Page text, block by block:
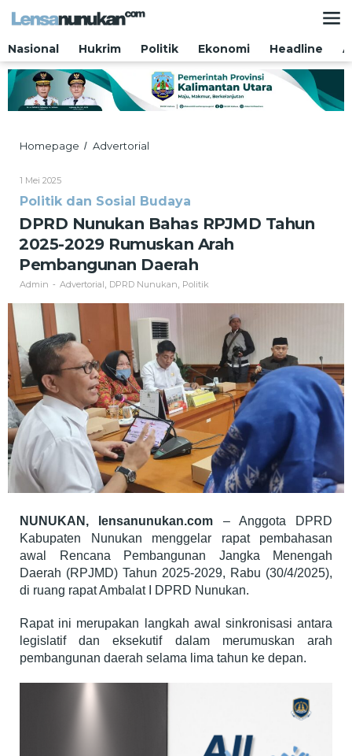
Nasional
Hukrim Politik Ekonomi Headline
Homepage / Advertorial
Tahun
2025-
2029
Rumuskan
Arah
Pembangunan
Daerah
1 Mei 2025Oleh
Politik dan Sosial Budaya
DPRD Nunukan Bahas RPJMD Tahun
2025-2029 Rumuskan Arah
Pembangunan Daerah
Admin - Advertorial DPRD Nunukan Politik
NUNUKAN, lensanunukan.com – Anggota DPRD
Kabupaten Nunukan menggelar rapat pembahasan
awal Rencana Pembangunan Jangka Menengah
Daerah (RPJMD) Tahun 2025-2029, Rabu (30/4/2025),
di ruang rapat Ambalat I DPRD Nunukan.
Rapat ini merupakan langkah awal sinkronisasi antara
legislatif dan eksekutif dalam merumuskan arah
pembangunan daerah selama lima tahun ke depan.